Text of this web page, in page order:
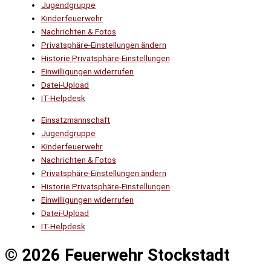
Jugendgruppe
Kinderfeuerwehr
Nachrichten & Fotos
Privatsphäre-Einstellungen ändern
Historie Privatsphäre-Einstellungen
Einwilligungen widerrufen
Datei-Upload
IT-Helpdesk
Einsatzmannschaft
Jugendgruppe
Kinderfeuerwehr
Nachrichten & Fotos
Privatsphäre-Einstellungen ändern
Historie Privatsphäre-Einstellungen
Einwilligungen widerrufen
Datei-Upload
IT-Helpdesk
© 2026 Feuerwehr Stockstadt